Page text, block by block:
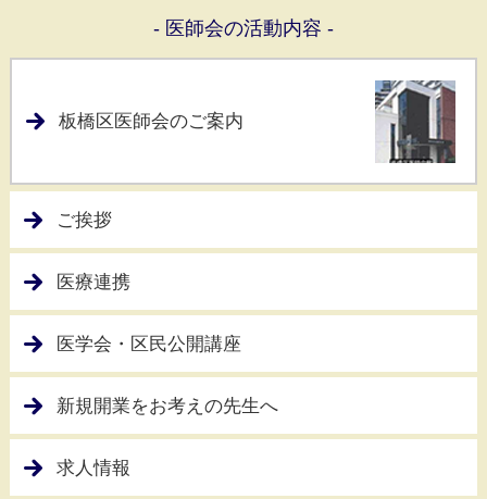
2026年7月の休日医科診療当番表を掲載しました
12/5開催 第30回板橋区医師会医学会の演題を募集します
2026年6月1日
2026年6月の休日医科診療当番表を掲載しました
2026年4月30日
2026年5月の休日医科診療当番表を掲載しました
2026年4月1日
板橋区在宅医療推進強化（24時間診療体制推進）事業を
掲載しました
- 医師会の活動内容 -
板橋区医師会のご案内
ご挨拶
医療連携
医学会・区民公開講座
新規開業をお考えの先生へ
求人情報